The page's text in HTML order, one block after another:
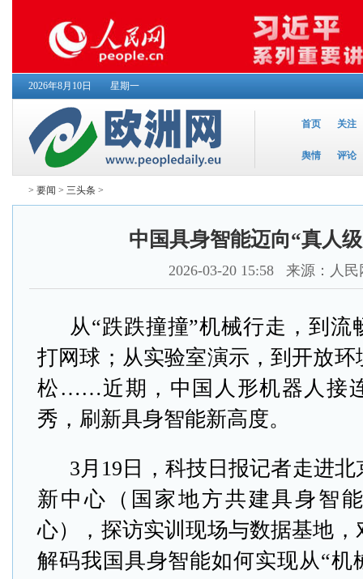
2026年8月10日 星期一
首页 关注
舆情 评论
> 要闻 > 三头条 >
中国具身智能迈向“真人
2026-03-20 15:58 来源：人民
从“跌跌撞撞”机械行走，到流
打网球；从实验室演示，到开放
松……近期，中国人形机器人接
秀，刷新具身智能新高度。
3月19日，科技日报记者走进
新中心（国家地方共建具身智
心），探访实训现场与数据基地
解码我国具身智能如何实现从“机